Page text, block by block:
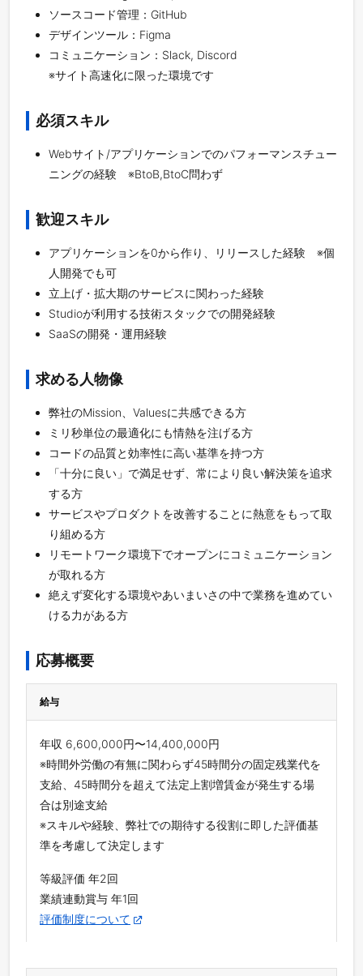
ソースコード管理：GitHub
デザインツール：Figma
コミュニケーション：Slack, Discord
※サイト高速化に限った環境です
必須スキル
Webサイト/アプリケーションでのパフォーマンスチュー
ニングの経験 ※BtoB,BtoC問わず
歓迎スキル
アプリケーションを0から作り、リリースした経験 ※個
人開発でも可
立上げ・拡大期のサービスに関わった経験
Studioが利用する技術スタックでの開発経験
SaaSの開発・運用経験
求める人物像
弊社のMission、Valuesに共感できる方
ミリ秒単位の最適化にも情熱を注げる方
コードの品質と効率性に高い基準を持つ方
「十分に良い」で満足せず、常により良い解決策を追求
する方
サービスやプロダクトを改善することに熱意をもって取
り組める方
リモートワーク環境下でオープンにコミュニケーション
が取れる方
絶えず変化する環境やあいまいさの中で業務を進めてい
ける力がある方
応募概要
給与
年収 6,600,000円〜14,400,000円
※時間外労働の有無に関わらず45時間分の固定残業代を
支給、45時間分を超えて法定上割増賃金が発生する場
合は別途支給
※スキルや経験、弊社での期待する役割に即した評価基
準を考慮して決定します
等級評価 年2回
業績連動賞与 年1回
評価制度について